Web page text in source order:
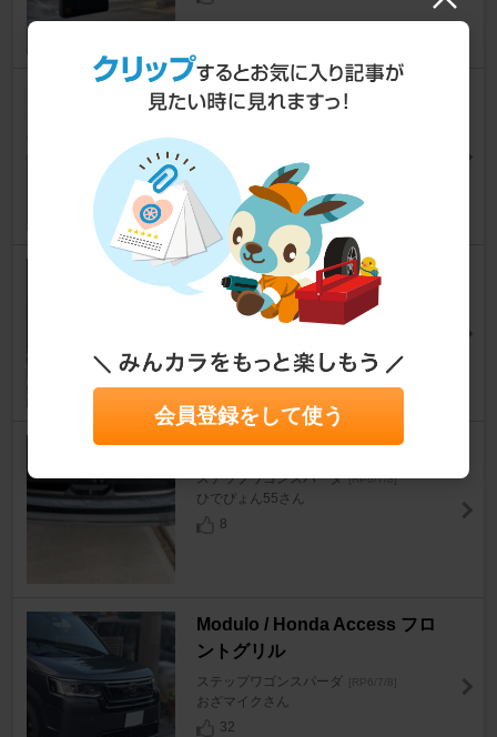
GOODYEAR EfficientGrip RVF
ステップワゴンスパーダ
のっひぃさん
Cartist ドアプロテクター
ステップワゴンスパーダ [RP6/7/8]
ひでぴょん55さん
DAMETAY ラゲッジマット 2D
ステップワゴンスパーダ [RP6/7/8]
ひでぴょん55さん
8
Modulo / Honda Access フロ
ントグリル
ステップワゴンスパーダ [RP6/7/8]
おざマイクさん
32
会員登録をして使う